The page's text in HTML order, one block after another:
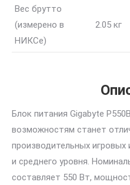
Вес брутто
(измерено в
НИКСе)
2.05 кг
Блок питания Gigabyte
возможностям станет
производительных игровых
и среднего уровня.
составляет 550 Вт,